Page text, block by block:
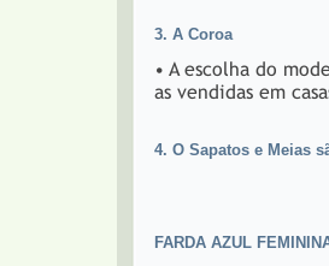
3. A Coroa
• A escolha do
as vendidas em
4. O Sapatos e Meias
FARDA AZUL